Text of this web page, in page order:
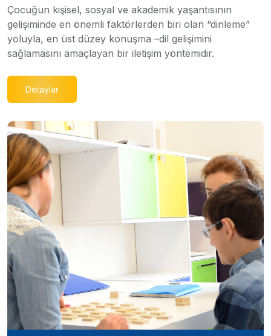
Çocuğun kişisel, sosyal ve akademik yaşantısının
gelişiminde en önemli faktörlerden biri olan “dinleme”
yoluyla, en üst düzey konuşma –dil gelişimini
sağlamasını amaçlayan bir iletişim yöntemidir.
Detaylar